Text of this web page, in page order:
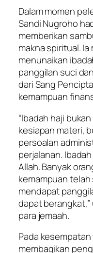
Dalam momen
Sandi Nugroho
memberikan
makna spiritual.
menunaikan
panggilan suci
dari Sang
kemampuan
“Ibadah haji
kesiapan materi,
persoalan
perjalanan.
Allah. Banyak
kemampuan
mendapat
dapat
para jemaah.
Pada
membagikan